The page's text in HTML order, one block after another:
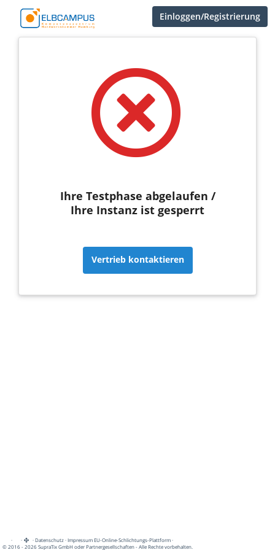
Einloggen/Registrierung
Ihre Testphase abgelaufen /
Ihre Instanz ist gesperrt
Vertrieb kontaktieren
· · ·Datenschutz·Impressum EU-Online-Schlichtungs-Plattform·
© 2016 - 2026 SupraTix GmbH oder Partnergesellschaften - Alle Rechte vorbehalten.